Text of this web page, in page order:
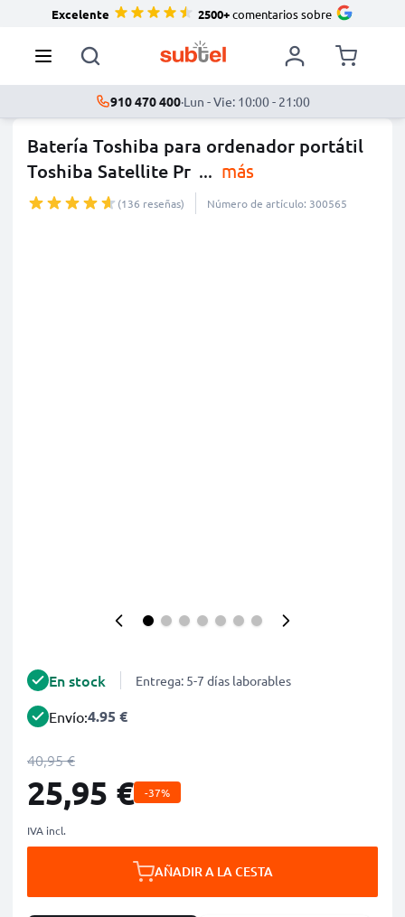
Excelente 2500+comentarios sobre
910 470 400·Lun - Vie: 10:00 - 21:00
Batería Toshiba para ordenador portátil
Toshiba Satellite Pr ... más
(136 reseñas) Número de artículo: 300565
En stock Entrega: 5-7 días laborables
Envío:4.95 €
40,95 €
25,95 € -37%
IVA incl.
AÑADIR A LA CESTA